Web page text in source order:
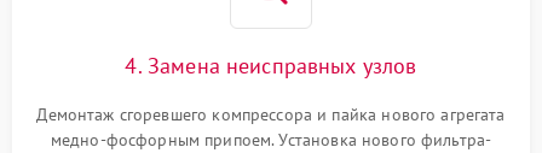
4. Замена неисправных узлов
Демонтаж сгоревшего компрессора и пайка нового агрегата
медно-фосфорным припоем. Установка нового фильтра-